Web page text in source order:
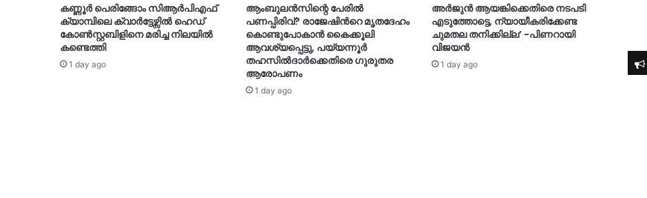
കണ്ണൂർ പെരിങ്ങോം സിആർപിഎഫ്
ക്യാമ്പിലെ ക്വാർട്ടേഴ്സിൽ ഹെഡ്
കോൺസ്റ്റബിളിനെ മരിച്ച നിലയിൽ
കണ്ടെത്തി
1 day ago
ആംബുലൻസിന്റെ പേരിൽ
പണപ്പിരിവ്? രാജേഷിന്‍റെ മൃതദേഹം
കൊണ്ടുപോകാൻ കൈക്കൂലി
ആവശ്യപ്പെട്ടു, പയ്യന്നൂർ
തഹസിൽദാർക്കെതിരെ ഗുരുതര
ആരോപണം
1 day ago
അർജുൻ ആയങ്കിക്കെതിരെ നടപടി
എടുത്തോട്ടെ, ന്യായീകരിക്കേണ്ട
ചുമതല തനിക്കില്ല’ -പിണറായി
വിജയൻ
1 day ago